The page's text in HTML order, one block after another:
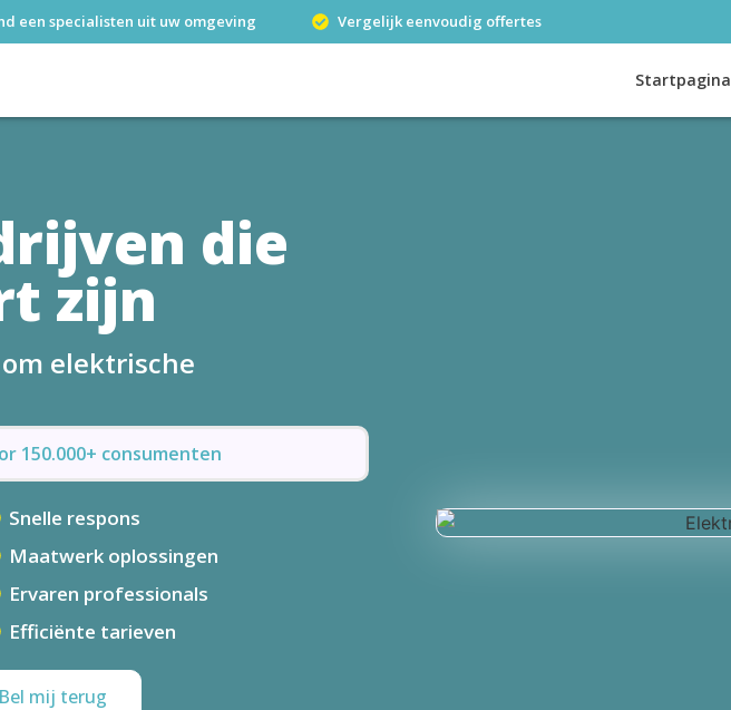
een specialisten uit uw omgeving Vergelijk eenvoudig offertes
Startpagina
die
zijn
elektrische
150.000+ consumenten
Snelle respons
Maatwerk oplossingen
Ervaren professionals
Efficiënte tarieven
Bel mij terug